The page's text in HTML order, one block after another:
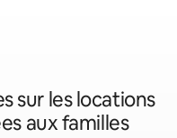
sur les locations
aux familles